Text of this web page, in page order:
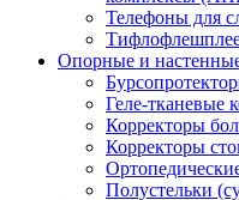
Телефоны для
Опорные и
Геле-тканевые
Корректоры
Корректоры
Полустельки